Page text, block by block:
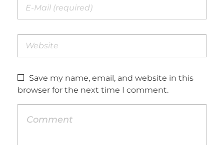
Save my name, email, and website in this
browser for the next time I comment.